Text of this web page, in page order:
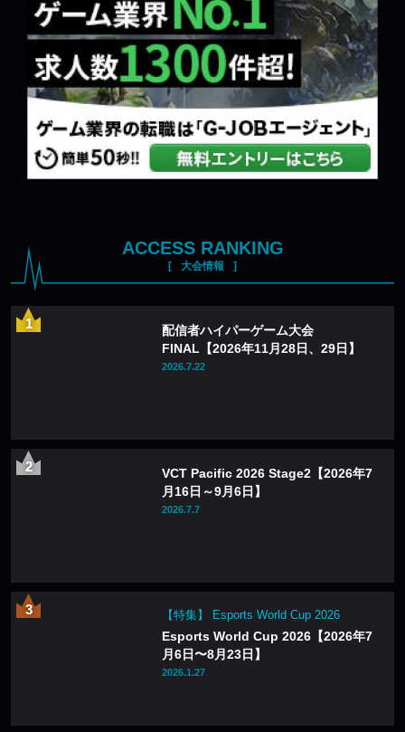
ACCESS RANKING
大会情報
配信者ハイパーゲーム大会
FINAL【2026年11月28日、29日】
2026.7.22
VCT Pacific 2026 Stage2【2026年7
月16日～9月6日】
2026.7.7
【特集】 Esports World Cup 2026
Esports World Cup 2026【2026年7
月6日〜8月23日】
2026.1.27